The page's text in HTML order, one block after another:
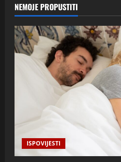
NEMOJE PROPUSTITI
ISPOVIJESTI